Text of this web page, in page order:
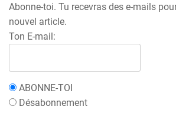
Abonne-toi. Tu recevras des e-mails
nouvel article.
Ton E-mail:
ABONNE-TOI
Désabonnement